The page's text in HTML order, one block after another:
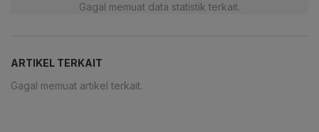
Gagal memuat data statistik terkait.
ARTIKEL TERKAIT
Gagal memuat artikel terkait.